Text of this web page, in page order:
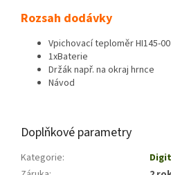
Rozsah dodávky
Vpichovací teploměr HI145-00
1xBaterie
Držák např. na okraj hrnce
Návod
Doplňkové parametry
Kategorie: